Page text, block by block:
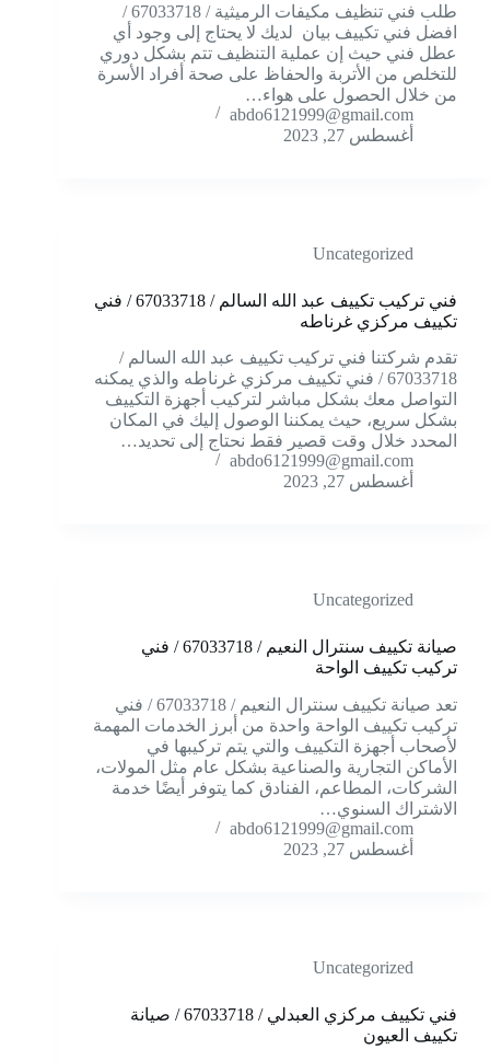
طلب فني تنظيف مكيفات الرميثية / 67033718 /
افضل فني تكييف بيان لديك لا يحتاج إلى وجود أي
عطل فني حيث إن عملية التنظيف تتم بشكل دوري
للتخلص من الأتربة والحفاظ على صحة أفراد الأسرة
من خلال الحصول على هواء…
abdo6121999@gmail.com
أغسطس 27, 2023
Uncategorized
فني تركيب تكييف عبد الله السالم / 67033718 / فني
تكييف مركزي غرناطه
تقدم شركتنا فني تركيب تكييف عبد الله السالم /
67033718 / فني تكييف مركزي غرناطه والذي يمكنه
التواصل معك بشكل مباشر لتركيب أجهزة التكييف
بشكل سريع، حيث يمكننا الوصول إليك في المكان
المحدد خلال وقت قصير فقط نحتاج إلى تحديد…
abdo6121999@gmail.com
أغسطس 27, 2023
Uncategorized
صيانة تكييف سنترال النعيم / 67033718 / فني
تركيب تكييف الواحة
تعد صيانة تكييف سنترال النعيم / 67033718 / فني
تركيب تكييف الواحة واحدة من أبرز الخدمات المهمة
لأصحاب أجهزة التكييف والتي يتم تركيبها في
الأماكن التجارية والصناعية بشكل عام مثل المولات،
الشركات، المطاعم، الفنادق كما يتوفر أيضًا خدمة
الاشتراك السنوي…
abdo6121999@gmail.com
أغسطس 27, 2023
Uncategorized
فني تكييف مركزي العبدلي / 67033718 / صيانة
تكييف العيون